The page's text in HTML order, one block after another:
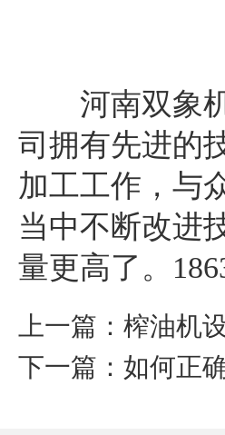
河南双象机
司拥有先进的
加工工作，与
当中不断改进
量更高了。
上一篇：榨油机
下一篇：如何正